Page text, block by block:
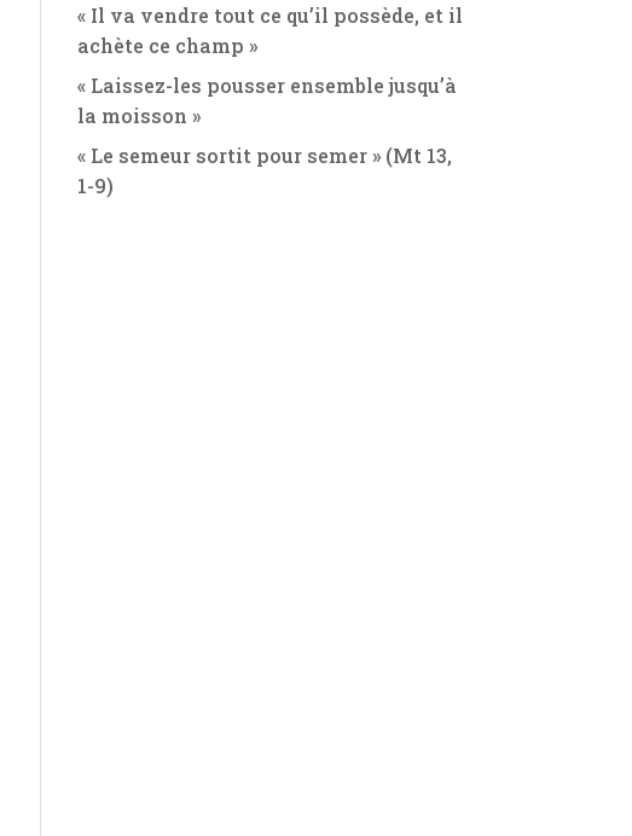
« Il va vendre tout ce qu’il possède, et il
achète ce champ »
« Laissez-les pousser ensemble jusqu’à
la moisson »
« Le semeur sortit pour semer » (Mt 13,
1-9)